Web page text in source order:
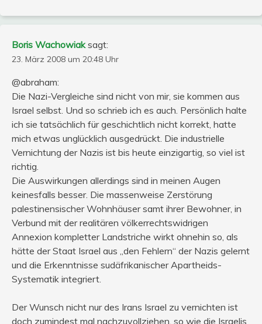
Boris Wachowiak sagt:
23. März 2008 um 20:48 Uhr
@abraham:
Die Nazi-Vergleiche sind nicht von mir, sie kommen aus
Israel selbst. Und so schrieb ich es auch. Persönlich halte
ich sie tatsächlich für geschichtlich nicht korrekt, hatte
mich etwas unglücklich ausgedrückt. Die industrielle
Vernichtung der Nazis ist bis heute einzigartig, so viel ist
richtig.
Die Auswirkungen allerdings sind in meinen Augen
keinesfalls besser. Die massenweise Zerstörung
palestinensischer Wohnhäuser samt ihrer Bewohner, in
Verbund mit der realitären völkerrechtswidrigen
Annexion kompletter Landstriche wirkt ohnehin so, als
hätte der Staat Israel aus „den Fehlern“ der Nazis gelernt
und die Erkenntnisse sudäfrikanischer Apartheids-
Systematik integriert.
Der Wunsch nicht nur des Irans Israel zu vernichten ist
doch zumindest mal nachzuvollziehen, so wie die Israelis